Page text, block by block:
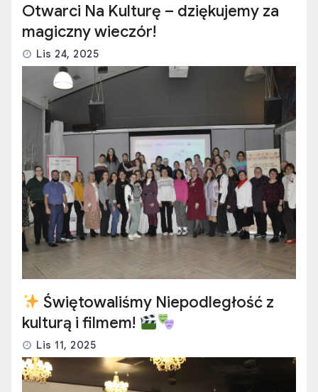
Otwarci Na Kulturę – dziękujemy za
magiczny wieczór!
Lis 24, 2025
Świętowaliśmy Niepodległość z
kulturą i filmem!
Lis 11, 2025